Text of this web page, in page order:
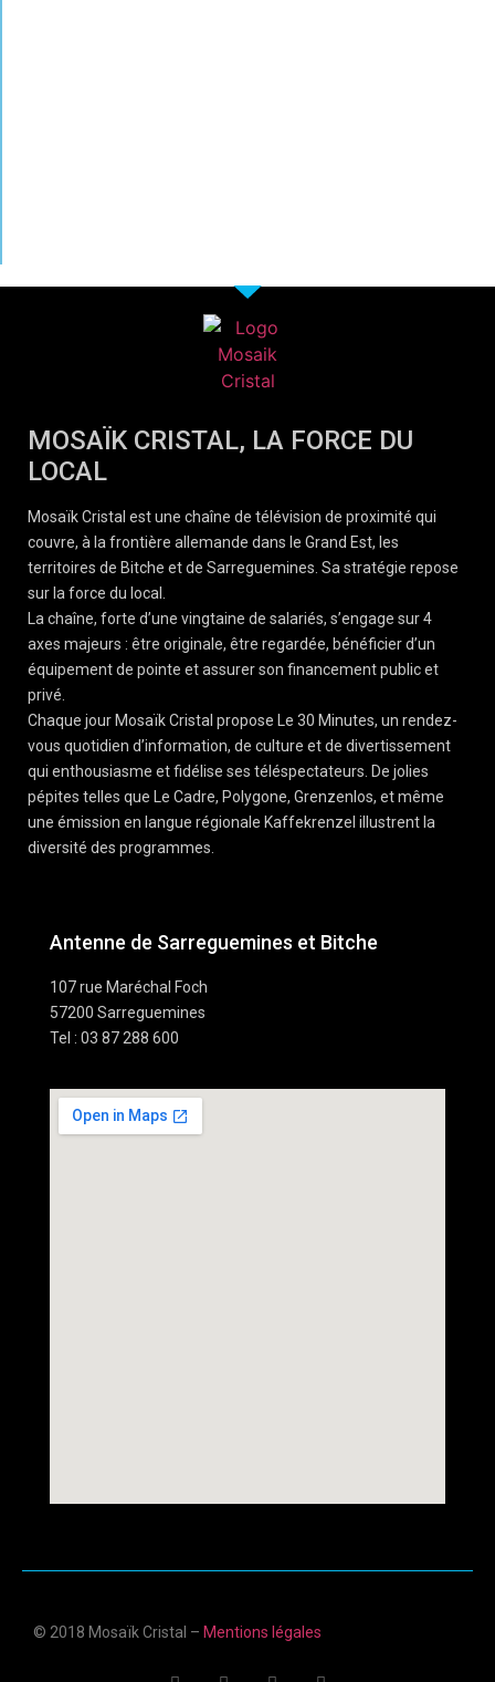
MOSAÏK CRISTAL, LA FORCE DU
LOCAL
Mosaïk Cristal est une chaîne de télévision de proximité qui
couvre, à la frontière allemande dans le Grand Est, les
territoires de Bitche et de Sarreguemines. Sa stratégie repose
sur la force du local.
La chaîne, forte d’une vingtaine de salariés, s’engage sur 4
axes majeurs : être originale, être regardée, bénéficier d’un
équipement de pointe et assurer son financement public et
privé.
Chaque jour Mosaïk Cristal propose Le 30 Minutes, un rendez-
vous quotidien d’information, de culture et de divertissement
qui enthousiasme et fidélise ses téléspectateurs. De jolies
pépites telles que Le Cadre, Polygone, Grenzenlos, et même
une émission en langue régionale Kaffekrenzel illustrent la
diversité des programmes.
Antenne de Sarreguemines et Bitche
107 rue Maréchal Foch
57200 Sarreguemines
Tel : 03 87 288 600
© 2018 Mosaïk Cristal – Mentions légales